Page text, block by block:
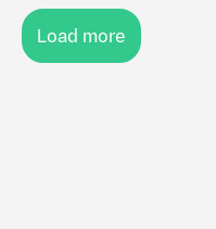
Load more